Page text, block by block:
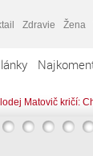
Zdravie Žena
Matovič kričí: